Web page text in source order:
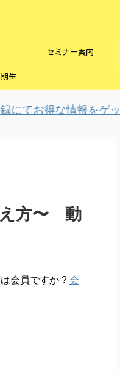
セミナー案内
生
お得な情報をゲット！
え方〜 動
会員ですか ? 会